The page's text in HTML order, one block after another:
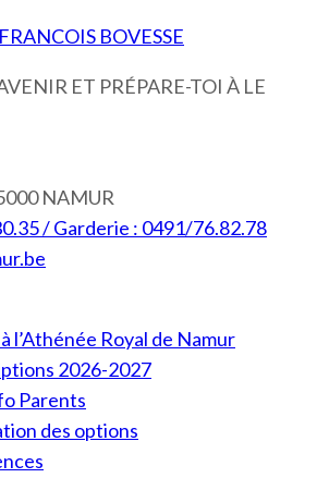
BOVESSE
ET PRÉPARE-TOI À LE
NAMUR
/ Garderie : 0491/76.82.78
l’Athénée Royal de Namur
2026-2027
Parents
des options